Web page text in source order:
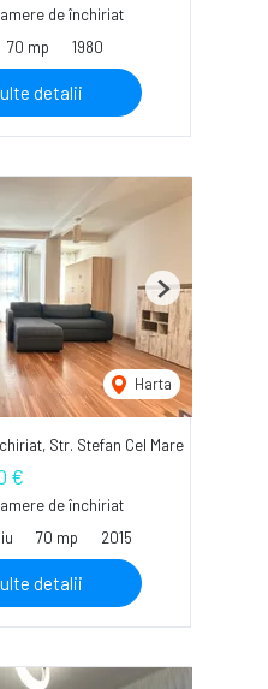
de închiriat
70 mp 1980
detalii
Harta
Next
Str. Stefan Cel Mare
€
de închiriat
70 mp 2015
detalii